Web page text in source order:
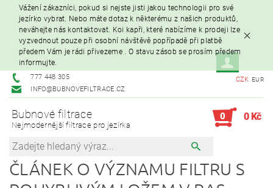
Vážení zákazníci, pokud si nejste jisti jakou technologii pro své
jezírko vybrat. Nebo máte dotaz k některému z našich produktů,
neváhejte nás kontaktovat. Koi kapři, které nabízíme k prodeji lze
vyzvednout pouze při osobní návštěvě popřípadě při platbě
předem Vám je rádi přivezeme . O stavu zásob se prosím předem
informujte.
777 448 305
INFO@BUBNOVEFILTRACE.CZ
CZK EUR
Bubnové filtrace
Nejmodernější filtrace pro jezírka
0 0 Kč
ČLÁNEK O VÝZNAMU FILTRU S